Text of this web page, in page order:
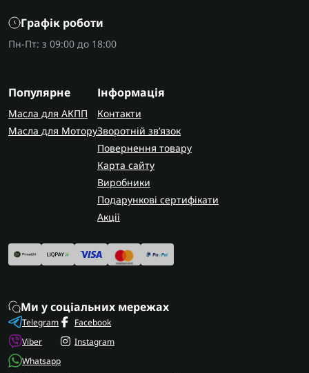
Графік роботи
Пн-Пт: з 09:00 до 18:00
Популярне
Масла для АКПП
Масла для Мотору
Інформація
Контакти
Зворотній зв’язок
Повернення товару
Карта сайту
Виробники
Подарункові сертифікати
Акції
Ми у соціальних мережах
Telegram
Viber
Whatsapp
Facebook
Instagram